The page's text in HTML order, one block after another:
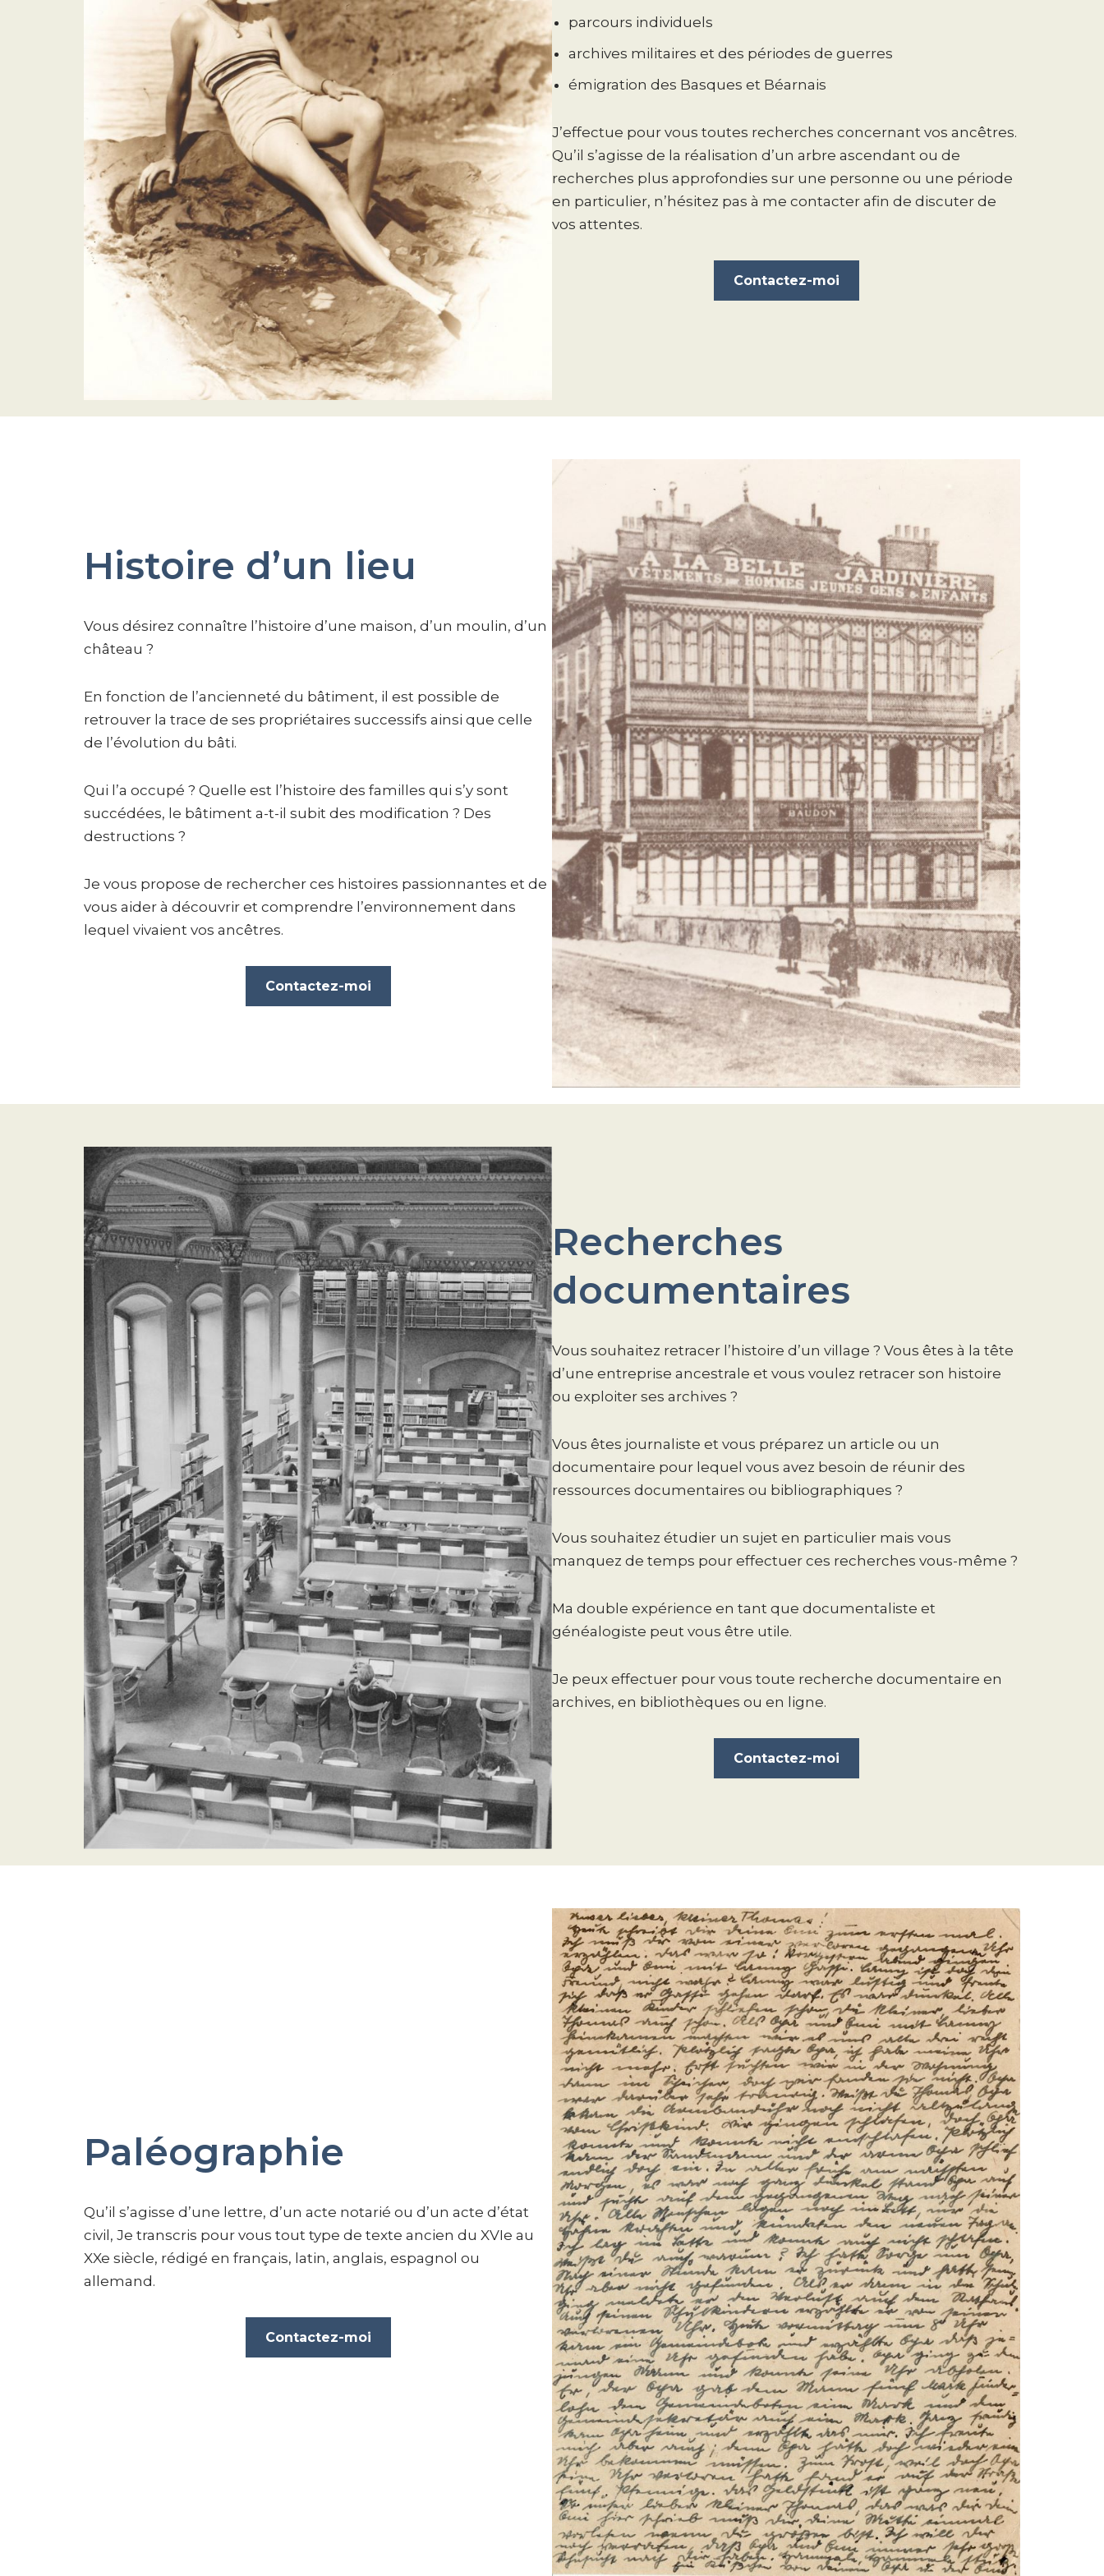
parcours individuels
archives militaires et des périodes de guerres
émigration des Basques et Béarnais
J’effectue pour vous toutes recherches concernant vos ancêtres.
Qu’il s’agisse de la réalisation d’un arbre ascendant ou de
recherches plus approfondies sur une personne ou une période
en particulier, n’hésitez pas à me contacter afin de discuter de
vos attentes.
Contactez-moi
Histoire d’un lieu
Vous désirez connaître l’histoire d’une maison, d’un moulin, d’un
château ?
En fonction de l’ancienneté du bâtiment, il est possible de
retrouver la trace de ses propriétaires successifs ainsi que celle
de l’évolution du bâti.
Qui l’a occupé ? Quelle est l’histoire des familles qui s’y sont
succédées, le bâtiment a-t-il subit des modification ? Des
destructions ?
Je vous propose de rechercher ces histoires passionnantes et de
vous aider à découvrir et comprendre l’environnement dans
lequel vivaient vos ancêtres.
Contactez-moi
Recherches
documentaires
Vous souhaitez retracer l’histoire d’un village ? Vous êtes à la tête
d’une entreprise ancestrale et vous voulez retracer son histoire
ou exploiter ses archives ?
Vous êtes journaliste et vous préparez un article ou un
documentaire pour lequel vous avez besoin de réunir des
ressources documentaires ou bibliographiques ?
Vous souhaitez étudier un sujet en particulier mais vous
manquez de temps pour effectuer ces recherches vous-même ?
Ma double expérience en tant que documentaliste et
généalogiste peut vous être utile.
Je peux effectuer pour vous toute recherche documentaire en
archives, en bibliothèques ou en ligne.
Contactez-moi
Paléographie
Qu’il s’agisse d’une lettre, d’un acte notarié ou d’un acte d’état
civil, Je transcris pour vous tout type de texte ancien du XVIe au
XXe siècle, rédigé en français, latin, anglais, espagnol ou
allemand.
Contactez-moi